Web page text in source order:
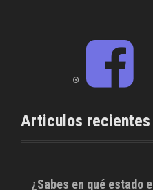
a
k
Articulos recientes
¿Sabes en qué estado